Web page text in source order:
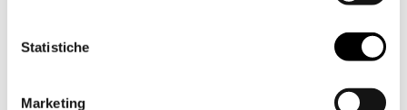
raccogliere informazioni sulla tua posizione
geografica, con un'approssimazione di qualche
Statistiche
Marketing